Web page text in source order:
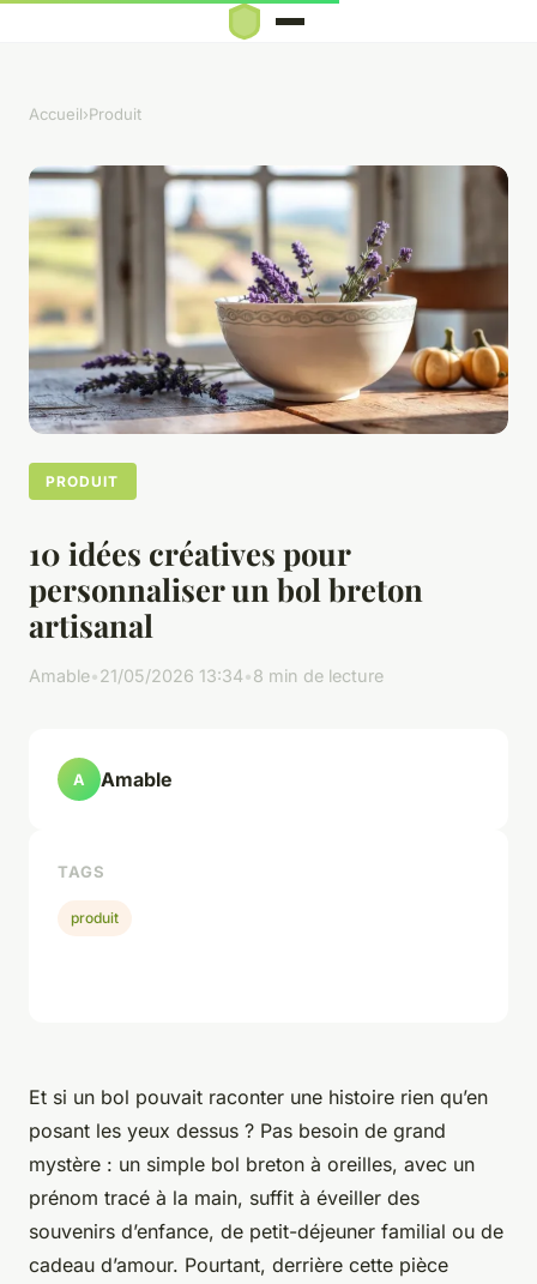
Accueil›Produit
PRODUIT
10 idées créatives pour
personnaliser un bol breton
artisanal
Amable•21/05/2026 13:34•8 min de lecture
Et si un bol pouvait raconter une histoire rien qu’en
posant les yeux dessus ? Pas besoin de grand
mystère : un simple bol breton à oreilles, avec un
prénom tracé à la main, suffit à éveiller des
souvenirs d’enfance, de petit-déjeuner familial ou de
cadeau d’amour. Pourtant, derrière cette pièce
A Amable
TAGS
produit